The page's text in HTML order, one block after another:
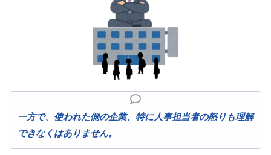
一方で、使われた側の企業、特に人事担当者の怒りも理解
できなくはありません。